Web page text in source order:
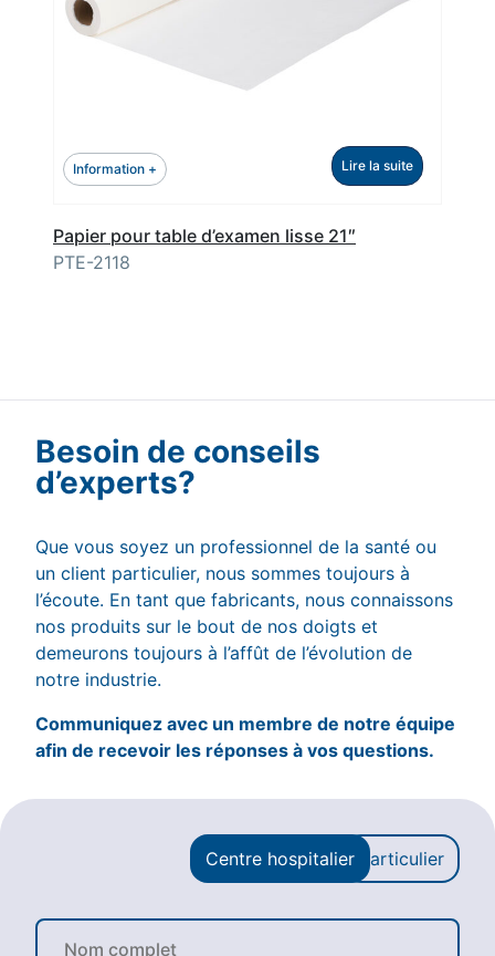
Information + Lire la suite
Papier pour table d’examen lisse 21″
PTE-2118
Besoin de conseils
d’experts?
Que vous soyez un professionnel de la santé ou
un client particulier, nous sommes toujours à
l’écoute. En tant que fabricants, nous connaissons
nos produits sur le bout de nos doigts et
demeurons toujours à l’affût de l’évolution de
notre industrie.
Communiquez avec un membre de notre équipe
afin de recevoir les réponses à vos questions.
Centre hospitalier Particulier